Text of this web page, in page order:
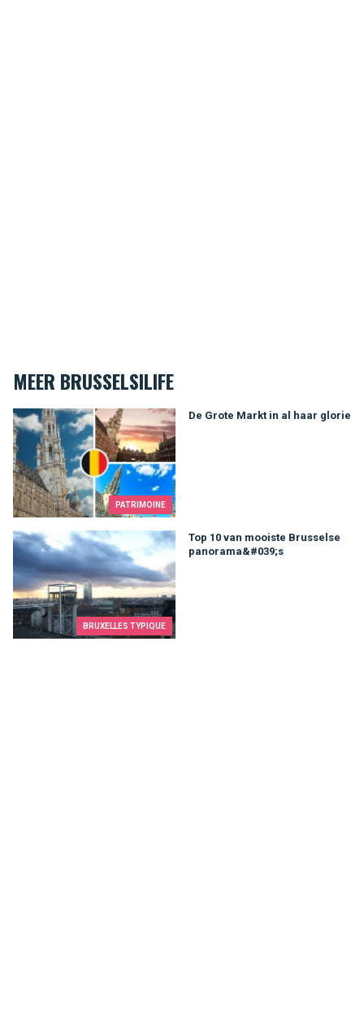
MEER BRUSSELSILIFE
PATRIMOINE
De Grote Markt in al haar glorie
De Grote Markt in al haar glorie
BRUXELLES TYPIQUE
Top 10 van mooiste Brusselse
panorama&#039;s
Top 10 van mooiste Brusselse panorama&#039;s